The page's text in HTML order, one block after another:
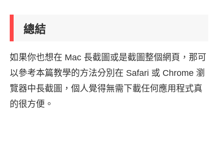
總結
如果你也想在 Mac 長截圖或是截圖整個網頁，那可
以參考本篇教學的方法分別在 Safari 或 Chrome 瀏
覽器中長截圖，個人覺得無需下載任何應用程式真
的很方便。